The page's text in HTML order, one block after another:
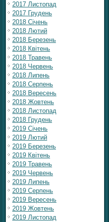
2017 Листопад
2017 Грудень
2018 Січень
2018 Лютий
2018 Березень
2018 Квітень
2018 Травень
2018 Червень
2018 Липень
2018 Серпень
2018 Вересень
2018 Жовтень
2018 Листопад
2018 Грудень
2019 Січень
2019 Лютий
2019 Березень
2019 Квітень
2019 Травень
2019 Червень
2019 Липень
2019 Серпень
2019 Вересень
2019 Жовтень
2019 Листопад